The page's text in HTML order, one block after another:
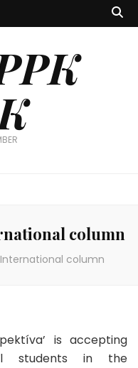
column
column
is accepting
students in the